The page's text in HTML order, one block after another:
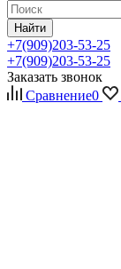
Найти
+7(909)203-53-25
+7(909)203-53-25
Заказать звонок
Сравнение0